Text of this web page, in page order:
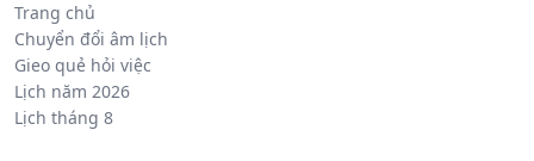
Trang chủ
Chuyển đổi âm lịch
Gieo quẻ hỏi việc
Lịch năm 2026
Lịch tháng 8